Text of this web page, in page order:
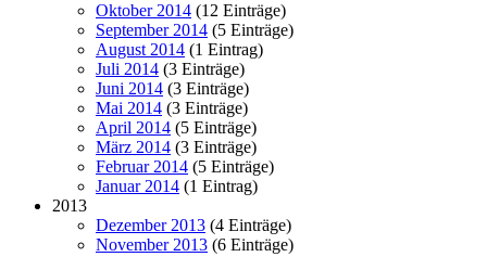
Oktober 2014 (12 Einträge)
September 2014 (5 Einträge)
August 2014 (1 Eintrag)
Juli 2014 (3 Einträge)
Juni 2014 (3 Einträge)
Mai 2014 (3 Einträge)
April 2014 (5 Einträge)
März 2014 (3 Einträge)
Februar 2014 (5 Einträge)
Januar 2014 (1 Eintrag)
2013
Dezember 2013 (4 Einträge)
November 2013 (6 Einträge)